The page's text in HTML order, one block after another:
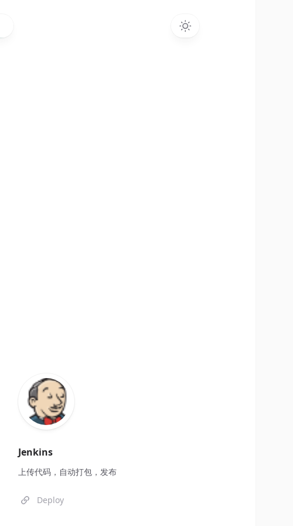
Jenkins
上传代码，自动打包，发布
Deploy